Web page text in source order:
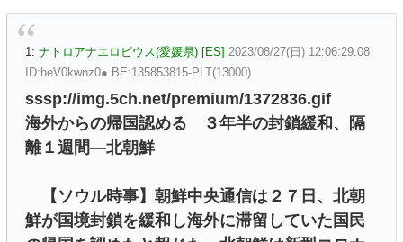
1: ナトロアナエロビウス(愛媛県) [ES] 2023/08/27(日) 12:06:29.08
ID:heV0kwnz0● BE:135853815-PLT(13000)
sssp://img.5ch.net/premium/1372836.gif
海外からの帰国認める ３年半の封鎖緩和、隔
離１週間―北朝鮮
【ソウル時事】朝鮮中央通信は２７日、北朝
鮮が国境封鎖を緩和し海外に滞留していた国民